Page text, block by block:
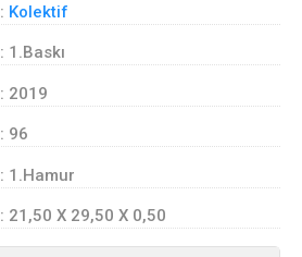
: Kolektif
: 1.Baskı
: 2019
: 96
: 1.Hamur
: 21,50 X 29,50 X 0,50